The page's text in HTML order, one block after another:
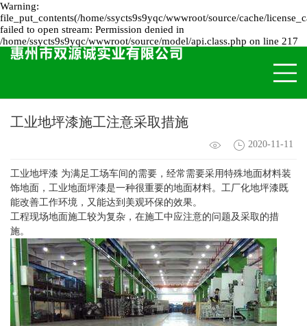
Warning:
file_put_contents(/home/ssycts9s9yqc/wwwroot/source/cache/
failed to open stream: Permission denied in
/home/ssycts9s9yqc/wwwroot/source/model/api.class.php on line 217
工业地坪漆施工注意采取措施
2020-11-11
工业地坪漆 为满足工场车间的需要，经常需要采用特殊地面材料装
饰地面，工业地面坪漆是一种很重要的地面材料。工厂化地坪漆既
能改善工作环境，又能达到美观环保的效果。
工程现场地面施工较为复杂，在施工中应注意的问题及采取的措
施。